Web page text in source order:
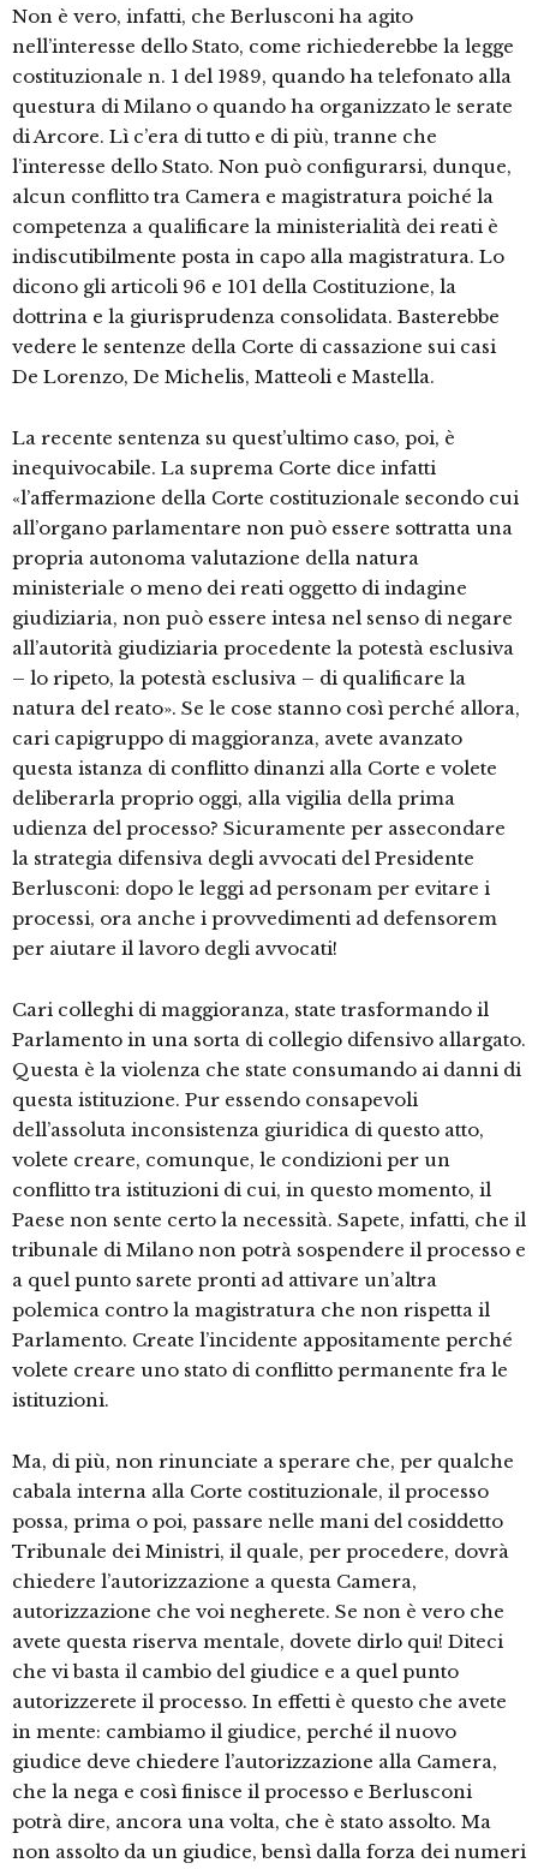
Non è vero, infatti, che Berlusconi ha agito
nell’interesse dello Stato, come richiederebbe la legge
costituzionale n. 1 del 1989, quando ha telefonato alla
questura di Milano o quando ha organizzato le serate
di Arcore. Lì c’era di tutto e di più, tranne che
l’interesse dello Stato. Non può configurarsi, dunque,
alcun conflitto tra Camera e magistratura poiché la
competenza a qualificare la ministerialità dei reati è
indiscutibilmente posta in capo alla magistratura. Lo
dicono gli articoli 96 e 101 della Costituzione, la
dottrina e la giurisprudenza consolidata. Basterebbe
vedere le sentenze della Corte di cassazione sui casi
De Lorenzo, De Michelis, Matteoli e Mastella.
La recente sentenza su quest’ultimo caso, poi, è
inequivocabile. La suprema Corte dice infatti
«l’affermazione della Corte costituzionale secondo cui
all’organo parlamentare non può essere sottratta una
propria autonoma valutazione della natura
ministeriale o meno dei reati oggetto di indagine
giudiziaria, non può essere intesa nel senso di negare
all’autorità giudiziaria procedente la potestà esclusiva
– lo ripeto, la potestà esclusiva – di qualificare la
natura del reato». Se le cose stanno così perché allora,
cari capigruppo di maggioranza, avete avanzato
questa istanza di conflitto dinanzi alla Corte e volete
deliberarla proprio oggi, alla vigilia della prima
udienza del processo? Sicuramente per assecondare
la strategia difensiva degli avvocati del Presidente
Berlusconi: dopo le leggi ad personam per evitare i
processi, ora anche i provvedimenti ad defensorem
per aiutare il lavoro degli avvocati!
Cari colleghi di maggioranza, state trasformando il
Parlamento in una sorta di collegio difensivo allargato.
Questa è la violenza che state consumando ai danni di
questa istituzione. Pur essendo consapevoli
dell’assoluta inconsistenza giuridica di questo atto,
volete creare, comunque, le condizioni per un
conflitto tra istituzioni di cui, in questo momento, il
Paese non sente certo la necessità. Sapete, infatti, che il
tribunale di Milano non potrà sospendere il processo e
a quel punto sarete pronti ad attivare un’altra
polemica contro la magistratura che non rispetta il
Parlamento. Create l’incidente appositamente perché
volete creare uno stato di conflitto permanente fra le
istituzioni.
Ma, di più, non rinunciate a sperare che, per qualche
cabala interna alla Corte costituzionale, il processo
possa, prima o poi, passare nelle mani del cosiddetto
Tribunale dei Ministri, il quale, per procedere, dovrà
chiedere l’autorizzazione a questa Camera,
autorizzazione che voi negherete. Se non è vero che
avete questa riserva mentale, dovete dirlo qui! Diteci
che vi basta il cambio del giudice e a quel punto
autorizzerete il processo. In effetti è questo che avete
in mente: cambiamo il giudice, perché il nuovo
giudice deve chiedere l’autorizzazione alla Camera,
che la nega e così finisce il processo e Berlusconi
potrà dire, ancora una volta, che è stato assolto. Ma
non assolto da un giudice, bensì dalla forza dei numeri